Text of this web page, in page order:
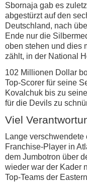
Sbornaja gab es
abgestürzt auf den
Deutschland, nach
Ende nur die
oben stehen und dies
zählt, in der National
102 Millionen Dollar
Top-Scorer für seine
Kovalchuk bis zu
für die Devils zu
Viel
Lange
Franchise-Player in
dem Jumbotron über
wieder war der Kader
Top-Teams der